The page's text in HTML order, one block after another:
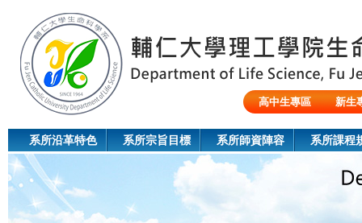
高中生專區
新生
系所沿革特色 系所宗旨目標 系所師資陣容 系所課程